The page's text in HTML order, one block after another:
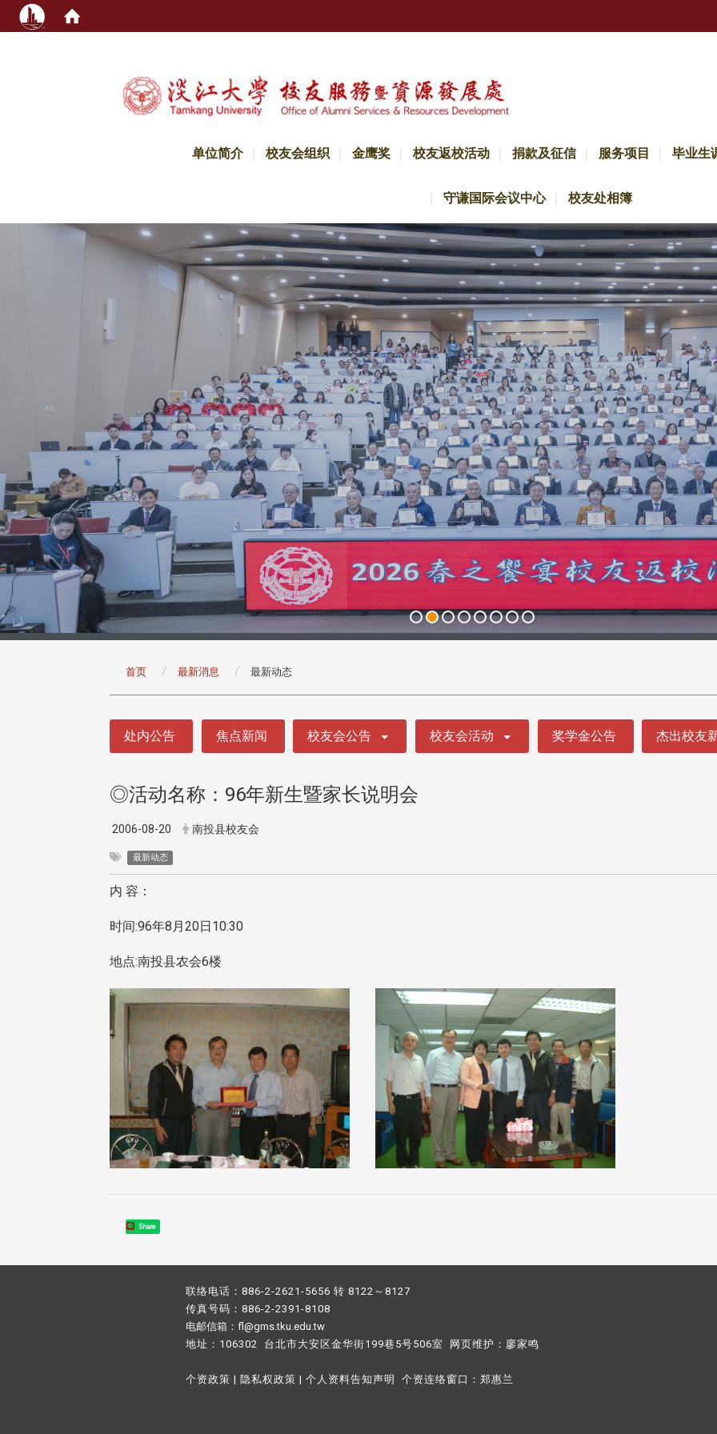
单位简介 校友会组织 金鹰奖 校友返校活动 捐款及征信 服务项目 毕业生
守谦国际会议中心 校友处相簿
首页 最新消息 最新动态
处内公告 焦点新闻 校友会公告 校友会活动 奖学金公告 杰出校友
◎活动名称：96年新生暨家长说明会
2006-08-20 南投县校友会
最新动态
内 容：
时间:96年8月20日10:30
地点:南投县农会6楼
Share
联络电话：886-2-2621-5656 转 8122～8127
传真号码：886-2-2391-8108
电邮信箱：fl@gms.tku.edu.tw
地址：106302 台北市大安区金华街199巷5号506室 网页维护： 廖家鸣​
个资政策 | 隐私权政策 | 个人资料告知声明 个资连络窗口： 郑惠兰